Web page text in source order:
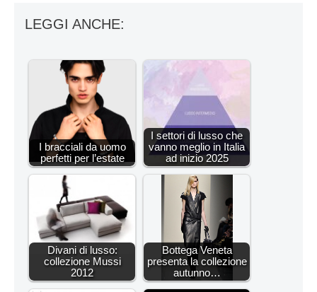
LEGGI ANCHE:
I bracciali da uomo
perfetti per l’estate
I settori di lusso che
vanno meglio in Italia
ad inizio 2025
Divani di lusso:
collezione Mussi
2012
Bottega Veneta
presenta la collezione
autunno…